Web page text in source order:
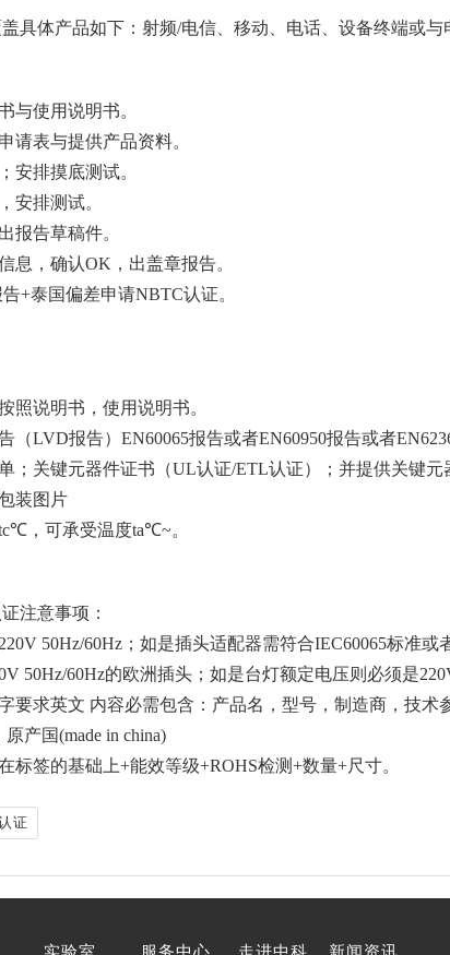
具体产品如下：射频/电信、移动、电话、设备终端或与
与使用说明书。
请表与提供产品资料。
安排摸底测试。
安排测试。
报告草稿件。
息，确认OK，出盖章报告。
+泰国偏差申请NBTC认证。
照说明书，使用说明书。
（LVD报告）EN60065报告或者EN60950报告或者
；关键元器件证书（UL认证/ETL认证）；并提供关键
装图片
，可承受温度ta℃~。
注意事项：
50Hz/60Hz；如是插头适配器需符合IEC60065标准或
50Hz/60Hz的欧洲插头；如是台灯额定电压则必须是
要求英文 内容必需包含：产品名，型号，制造商，技术
产国(made in china)
标签的基础上+能效等级+ROHS检测+数量+尺寸。
证